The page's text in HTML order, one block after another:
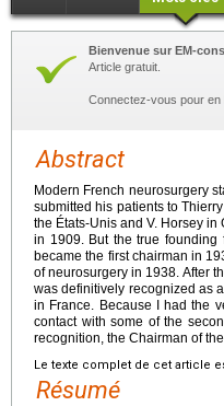
Bienvenue sur EM-
Article gratuit.
Connectez-vous pour en
Abstract
Modern French neurosurgery
submitted his patients to
the États-Unis and V. Horsey
in 1909. But the true
became the first chairman in
of neurosurgery in 1938. After
was definitively recognized as
in France. Because I had the
contact with some of the
recognition, the Chairman of
Le texte complet de cet article
Résumé